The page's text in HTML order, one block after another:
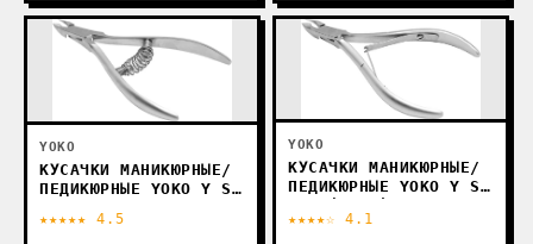
YOKO
КУСАЧКИ МАНИКЮРНЫЕ/
ПЕДИКЮРНЫЕ YOKO Y SK
★★★★★ 4.5
YOKO
КУСАЧКИ МАНИКЮРНЫЕ/
ПЕДИКЮРНЫЕ YOKO Y SK
★★★★☆ 4.1